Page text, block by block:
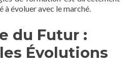
à évoluer avec le marché.
du Futur :
Évolutions